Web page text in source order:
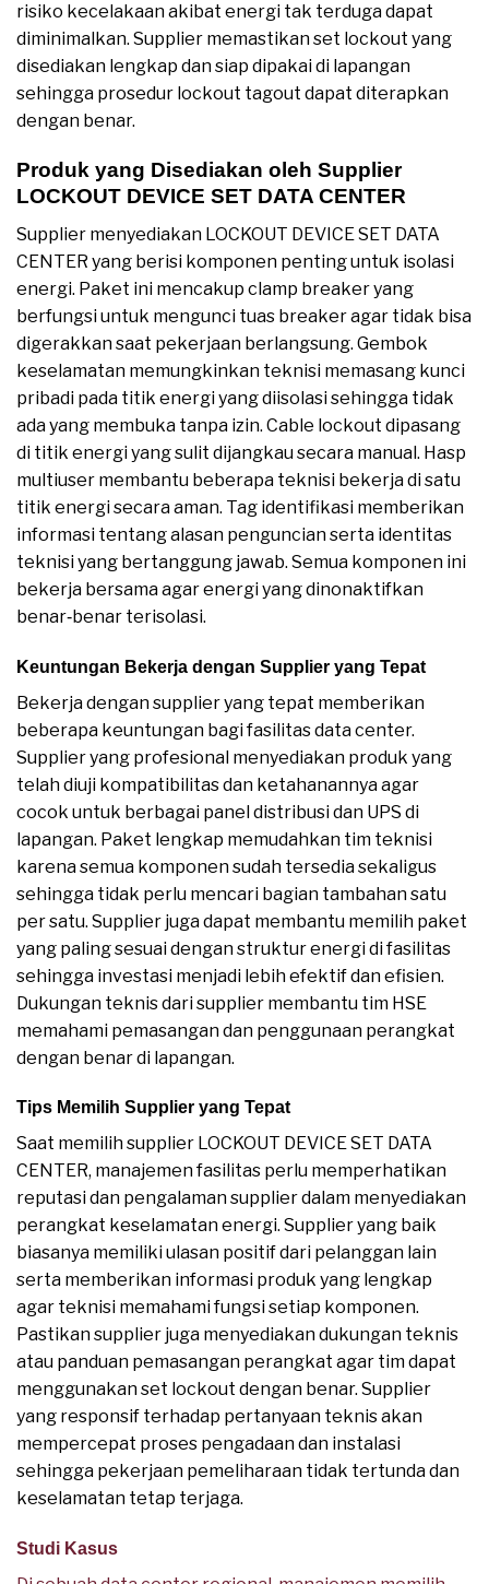
risiko kecelakaan akibat energi tak terduga dapat
diminimalkan. Supplier memastikan set lockout yang
disediakan lengkap dan siap dipakai di lapangan
sehingga prosedur lockout tagout dapat diterapkan
dengan benar.
Produk yang Disediakan oleh Supplier
LOCKOUT DEVICE SET DATA CENTER
Supplier menyediakan LOCKOUT DEVICE SET DATA
CENTER yang berisi komponen penting untuk isolasi
energi. Paket ini mencakup clamp breaker yang
berfungsi untuk mengunci tuas breaker agar tidak bisa
digerakkan saat pekerjaan berlangsung. Gembok
keselamatan memungkinkan teknisi memasang kunci
pribadi pada titik energi yang diisolasi sehingga tidak
ada yang membuka tanpa izin. Cable lockout dipasang
di titik energi yang sulit dijangkau secara manual. Hasp
multiuser membantu beberapa teknisi bekerja di satu
titik energi secara aman. Tag identifikasi memberikan
informasi tentang alasan penguncian serta identitas
teknisi yang bertanggung jawab. Semua komponen ini
bekerja bersama agar energi yang dinonaktifkan
benar‑benar terisolasi.
Keuntungan Bekerja dengan Supplier yang Tepat
Bekerja dengan supplier yang tepat memberikan
beberapa keuntungan bagi fasilitas data center.
Supplier yang profesional menyediakan produk yang
telah diuji kompatibilitas dan ketahanannya agar
cocok untuk berbagai panel distribusi dan UPS di
lapangan. Paket lengkap memudahkan tim teknisi
karena semua komponen sudah tersedia sekaligus
sehingga tidak perlu mencari bagian tambahan satu
per satu. Supplier juga dapat membantu memilih paket
yang paling sesuai dengan struktur energi di fasilitas
sehingga investasi menjadi lebih efektif dan efisien.
Dukungan teknis dari supplier membantu tim HSE
memahami pemasangan dan penggunaan perangkat
dengan benar di lapangan.
Tips Memilih Supplier yang Tepat
Saat memilih supplier LOCKOUT DEVICE SET DATA
CENTER, manajemen fasilitas perlu memperhatikan
reputasi dan pengalaman supplier dalam menyediakan
perangkat keselamatan energi. Supplier yang baik
biasanya memiliki ulasan positif dari pelanggan lain
serta memberikan informasi produk yang lengkap
agar teknisi memahami fungsi setiap komponen.
Pastikan supplier juga menyediakan dukungan teknis
atau panduan pemasangan perangkat agar tim dapat
menggunakan set lockout dengan benar. Supplier
yang responsif terhadap pertanyaan teknis akan
mempercepat proses pengadaan dan instalasi
sehingga pekerjaan pemeliharaan tidak tertunda dan
keselamatan tetap terjaga.
Studi Kasus